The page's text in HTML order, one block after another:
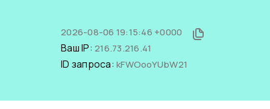
2026-08-06 19:15:46 +0000
Ваш IP: 216.73.216.41
ID запроса: kFWOooYUbW21